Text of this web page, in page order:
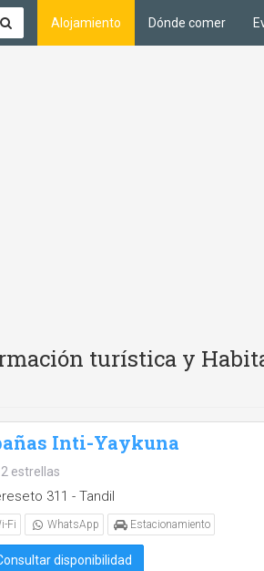
Alojamiento Dónde comer
turística y
Inti-Yaykuna
2 estrellas
311 - Tandil
Fi WhatsApp Estacionamiento
disponibilidad